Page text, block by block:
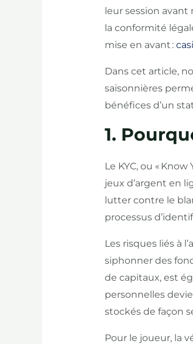
leur session
la conformité
mise en avant :
Dans cet article,
saisonnières
bénéfices d’un
1.
Le KYC, ou «
jeux d’argent en
lutter contre le
processus
Les risques liés à
siphonner des
de capitaux, est
personnelles
stockés de façon
Pour le joueur, la